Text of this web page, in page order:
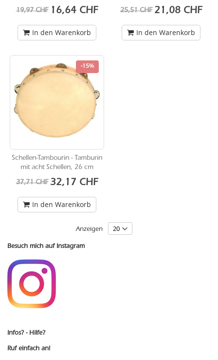
19,97 CHF Sonderangebot
16,64 CHF
In den Warenkorb
25,51 CHF Sonderangebot
21,08 CHF
In den Warenkorb
-15%
Schellen-Tambourin - Tamburin
mit acht Schellen, 26 cm
37,71 CHF Sonderangebot
32,17 CHF
In den Warenkorb
Anzeigen
Besuch mich auf Instagram
Infos? - Hilfe?
Ruf einfach an!